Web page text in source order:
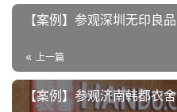
【案例】参观深圳无印良
上一篇
【案例】参观济南韩都衣舍